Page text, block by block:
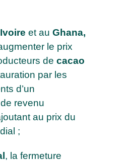
et au Ghana,
le prix
de cacao
par les
d’un
revenu
au prix du
;
, la fermeture
de notre actualité
pour vous inscrire*